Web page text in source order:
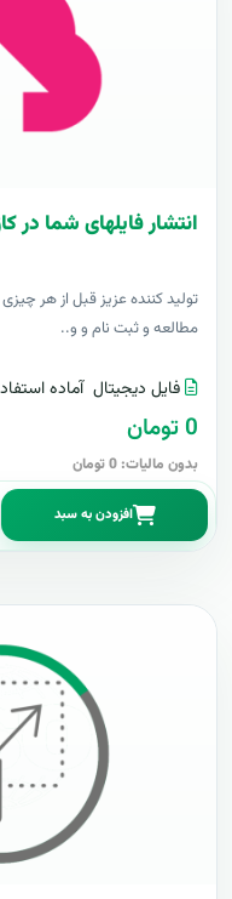
انتشار فایلهای شما در
توليد کننده عزيز قبل از هر
مطالعه و ثبت نام و و..
فایل دیجیتال آماده
0 تومان
بدون مالیات: 0 تومان
افزودن به سبد